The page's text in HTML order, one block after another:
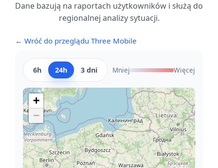
Dane bazują na raportach użytkowników i służą do
regionalnej analizy sytuacji.
← Wróć do przeglądu Three Mobile
6h 24h 3 dni Mniej Więcej
+
−